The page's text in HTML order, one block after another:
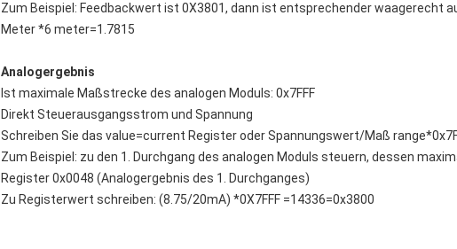
Zum Beispiel: Feedbackwert ist 0X3801, dann ist entsprechender waagerecht
Meter *6 meter=1.7815
Analogergebnis
Ist maximale Maßstrecke des analogen Moduls: 0x7FFF
Direkt Steuerausgangsstrom und Spannung
Schreiben Sie das value=current Register oder Spannungswert/Maß
Zum Beispiel: zu den 1. Durchgang des analogen Moduls steuern, dessen
Register 0x0048 (Analogergebnis des 1. Durchganges)
Zu Registerwert schreiben: (8.75/20mA) *0X7FFF =14336=0x3800